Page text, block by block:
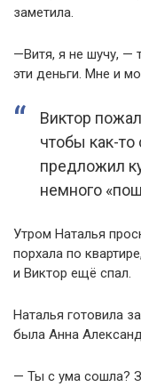
заметила.
—Витя, я не шучу, —
эти деньги. Мне и
Виктор
чтобы как-то
предложил
немного
Утром Наталья
порхала по
и Виктор ещё спал.
Наталья готовила
была Анна
— Ты с ума сошла?